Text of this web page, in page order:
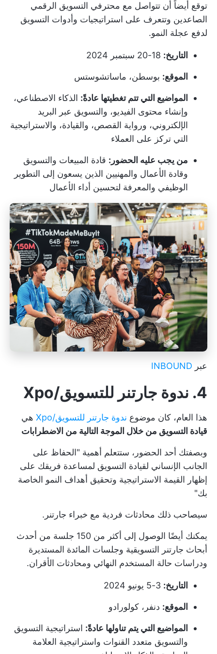
توقع أيضاً أن تتواصل مع محترفي التسويق الرقمي
الصاعدين وتتعرف على استراتيجيات وأدوات التسويق
لدفع عجلة النمو.
التاريخ:
الموقع: بوسطن، ماساتشوستس
المواضيع التي تتم تغطيتها عادةً: الذكاء الاصطناعي،
وإنشاء محتوى الفيديو، والتسويق عبر البريد
الإلكتروني، ورواية القصص، والقيادة، والاستراتيجية
التي تركز على العملاء
من يجب عليه الحضور: قادة المبيعات والتسويق
وقادة الأعمال والمهنيين الذين يسعون إلى التطوير
الوظيفي والمعرفة لتحسين أداء الأعمال
عبر INBOUND
4. ندوة جارتنر للتسويق/Xpo
هذا العام، كان موضوع ندوة جارتنر للتسويق/Xpo
هي
قيادة التسويق من خلال الموجة التالية من الاضطرابات
وبصفتك أحد الحضور، ستتعلم أهمية "الحفاظ على
الجانب الإنساني لقيادة التسويق لمساعدة فريقك على
إظهار القيمة الاستراتيجية وتحقيق أهداف النمو الخاصة
بك"
سيصاحب ذلك محادثات فردية مع خبراء جارتنر.
يمكنك أيضًا الوصول إلى أكثر من 150 جلسة من أحدث
أبحاث جارتنر التسويقية وجلسات المائدة المستديرة
ودراسات حالة المستخدم النهائي ومحادثات الأقران.
التاريخ:
الموقع: دنفر، كولورادو
المواضيع التي يتم تناولها عادةً: استراتيجية التسويق
والتسويق متعدد القنوات واستراتيجية العلامة